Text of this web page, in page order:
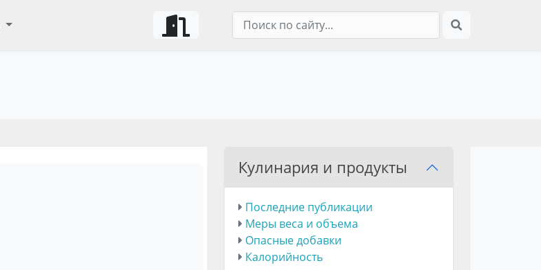
Кулинария и продукты
Последние публикации
Меры веса и объема
Опасные добавки
Калорийность